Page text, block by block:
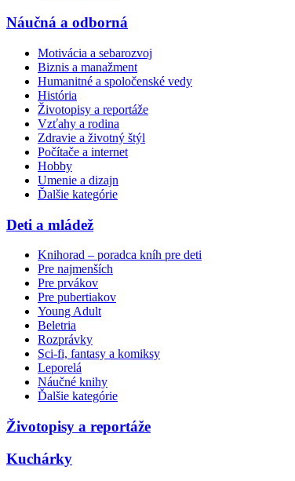
Náučná a odborná
Motivácia a sebarozvoj
Biznis a manažment
Humanitné a spoločenské vedy
História
Životopisy a reportáže
Vzťahy a rodina
Zdravie a životný štýl
Počítače a internet
Hobby
Umenie a dizajn
Ďalšie kategórie
Deti a mládež
Knihorad – poradca kníh pre deti
Pre najmenších
Pre prvákov
Pre pubertiakov
Young Adult
Beletria
Rozprávky
Sci-fi, fantasy a komiksy
Leporelá
Náučné knihy
Ďalšie kategórie
Životopisy a reportáže
Kuchárky